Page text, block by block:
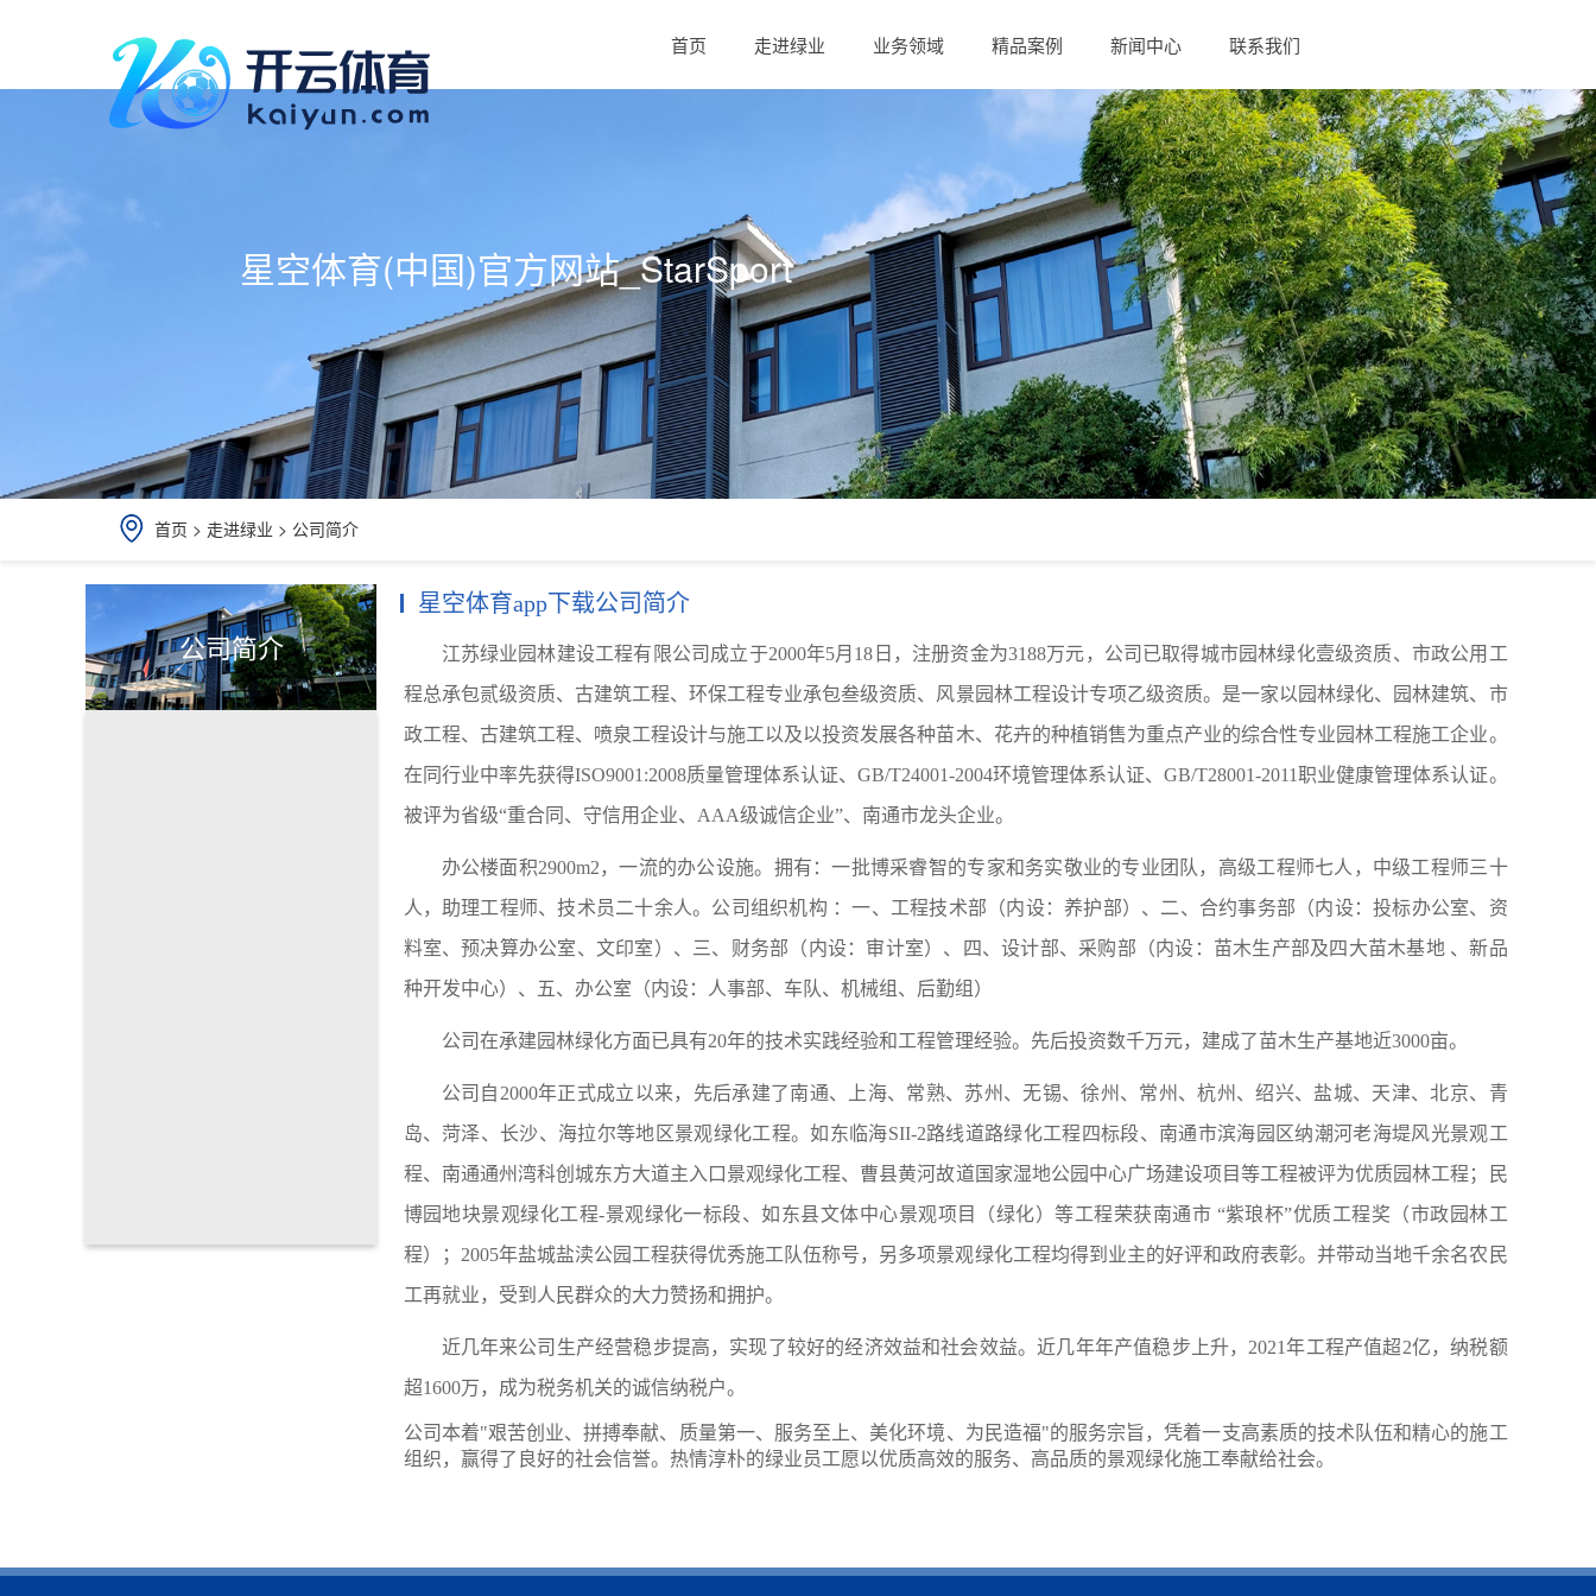
首页 走进绿业 业务领域 精品案例 新闻中心 联系我们
星空体育(中国)官方网站_StarSport
首页 >走进绿业 > 公司简介
公司简介
星空体育app下载公司简介
江苏绿业园林建设工程有限公司成立于2000年5月18日，注册资金为3188万元，公司已取得城市园林绿化壹级资质、市政公用工
程总承包贰级资质、古建筑工程、环保工程专业承包叁级资质、风景园林工程设计专项乙级资质。是一家以园林绿化、园林建筑、市
政工程、古建筑工程、喷泉工程设计与施工以及以投资发展各种苗木、花卉的种植销售为重点产业的综合性专业园林工程施工企业。
在同行业中率先获得ISO9001:2008质量管理体系认证、GB/T24001-2004环境管理体系认证、GB/T28001-2011职业健康管理体系认证。
被评为省级“重合同、守信用企业、AAA级诚信企业”、南通市龙头企业。
办公楼面积2900m2，一流的办公设施。拥有：一批博采睿智的专家和务实敬业的专业团队，高级工程师七人，中级工程师三十
人，助理工程师、技术员二十余人。公司组织机构 ：一、工程技术部（内设：养护部）、二、合约事务部（内设：投标办公室、资
料室、预决算办公室、文印室）、三、财务部（内设：审计室）、四、设计部、采购部（内设：苗木生产部及四大苗木基地 、新品
种开发中心）、五、办公室（内设：人事部、车队、机械组、后勤组）
公司在承建园林绿化方面已具有20年的技术实践经验和工程管理经验。先后投资数千万元，建成了苗木生产基地近3000亩。
公司自 2000年正式成立以来，先后承建了南通、上海、常熟、苏州、无锡、徐州、常州、杭州、绍兴、盐城、天津、北京、青
岛、 菏泽、 长沙、海拉尔等地区景观绿化工程。如东临海SII-2路线道路绿化工程四标段、南通市滨海园区纳潮河老海堤风光景观工
程、南通通州湾科创城东方大道主入口景观绿化工程、曹县黄河故道国家湿地公园中心广场建设项目等工程被评为优质园林工程 ；
民
博园地块景观绿化工程-景观绿化一标段、如东县文体中心景观项目（绿化）等工程荣获南通市 “紫琅杯”优质工程奖（市政园林工
程）； 2005年盐城盐渎公园工程获得优秀施工队伍称号，另多项景观绿化工程均得到业主的好评和政府表彰。并带动当地千余名农民
工再就业，受到人民群众的大力赞扬和拥护。
近几年来公司生产经营稳步提高，实现了较好的经济效益和社会效益。近几年年产值稳步上升， 2021年工程产值超2亿，纳税额
超1600万，成为税务机关的诚信纳税户。
公司本着"艰苦创业、拼搏奉献、质量第一、服务至上、美化环境、为民造福"的服务宗旨，凭着一支高素质的技术队伍和精心的施工
组织，赢得了良好的社会信誉。热情淳朴的绿业员工愿以优质高效的服务、高品质的景观绿化施工奉献给社会。